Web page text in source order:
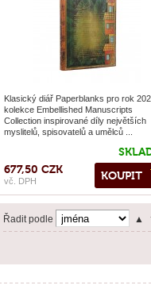
Klasický diář Paperblanks pro rok
kolekce Embellished Manuscripts
Collection inspirované díly největších
myslitelů, spisovatelů a umělců ...
KOUPIT
677,50 CZK
vč. DPH
Řadit podle ▲